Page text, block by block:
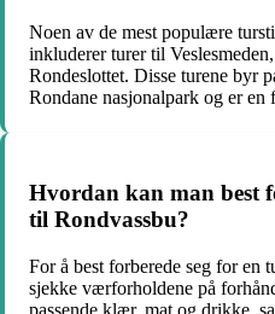
Noen av de mest populære
inkluderer turer til
Rondeslottet. Disse turene byr
Rondane nasjonalpark og er en
Hvordan kan man best
til Rondvassbu?
For å best forberede seg for en
sjekke værforholdene på
passende klær, mat og drikke,